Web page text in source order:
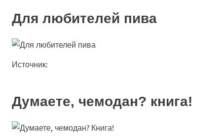
Для любителей пива
Источник:
Думаете, чемодан? книга!